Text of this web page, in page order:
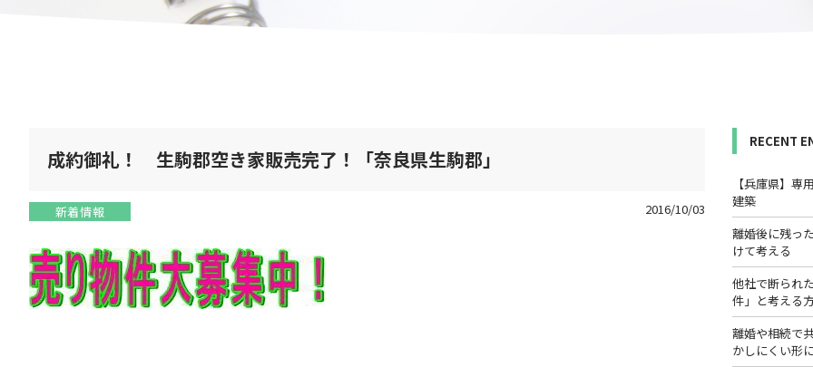
成約御礼！ 生駒郡空き家販売完了！「奈良県生駒郡」
新着情報 2016/10/03
RECENT
【兵庫県】
建築
離婚後に残っ
けて考える
他社で断られ
件」と考える
離婚や相続で
かしにくい形